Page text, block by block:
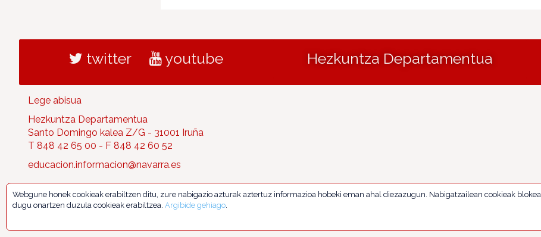
twitter youtube Hezkuntza Departamentua
Lege abisua
Hezkuntza Departamentua
Santo Domingo kalea Z/G - 31001 Iruña
T 848 42 65 00 - F 848 42 60 52
educacion.informacion@navarra.es
Webgune honek cookieak erabiltzen ditu, zure nabigazio azturak aztertuz informazioa hobeki eman ahal diezazugun. Nabigatzailean cookieak
dugu onartzen duzula cookieak erabiltzea. Argibide gehiago.